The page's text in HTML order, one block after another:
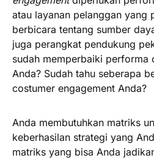
atau layanan pelanggan yang
berbicara tentang sumber
juga perangkat pendukung
sudah memperbaiki performa
Anda? Sudah tahu seberapa
costumer engagement Anda?
Anda membutuhkan matriks
keberhasilan strategi yang
matriks yang bisa Anda